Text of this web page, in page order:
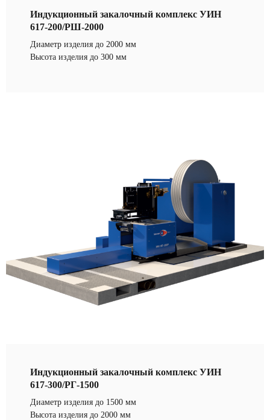
Индукционный закалочный комплекс УИН
617-200/РШ-2000
Диаметр изделия до 2000 мм
Высота изделия до 300 мм
Индукционный закалочный комплекс УИН
617-300/РГ-1500
Диаметр изделия до 1500 мм
Высота изделия до 2000 мм